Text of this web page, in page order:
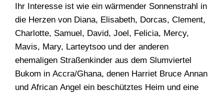
Ihr Interesse ist wie ein wärmender Sonnenstrahl in
die Herzen von Diana, Elisabeth, Dorcas, Clement,
Charlotte, Samuel, David, Joel, Felicia, Mercy,
Mavis, Mary, Larteytsoo und der anderen
ehemaligen Straßenkinder aus dem Slumviertel
Bukom in Accra/Ghana, denen Harriet Bruce Annan
und African Angel ein beschütztes Heim und eine